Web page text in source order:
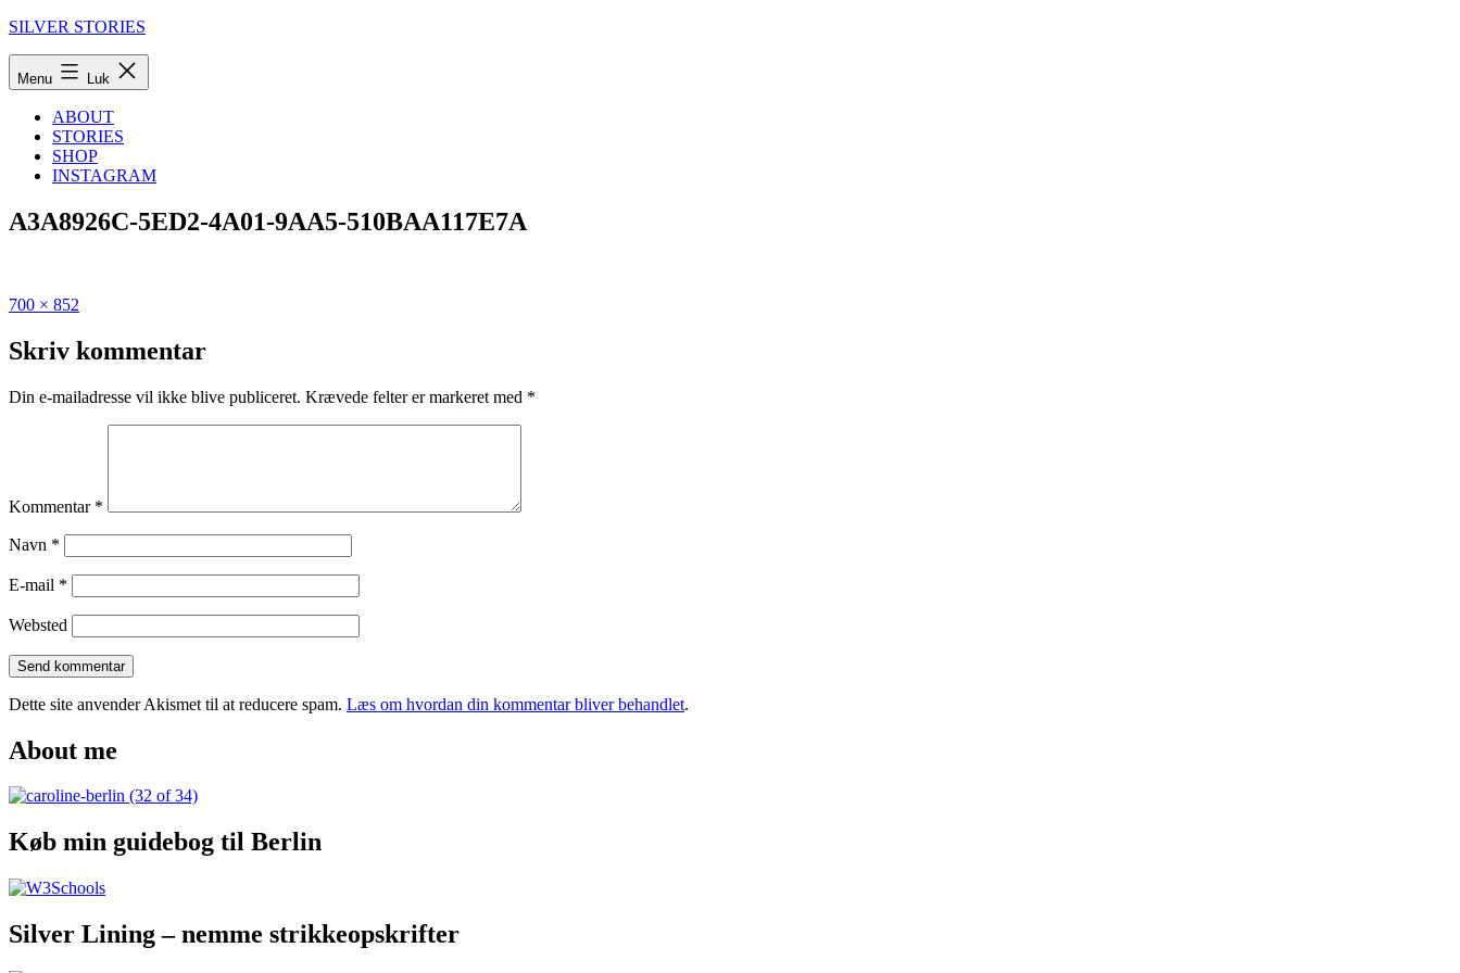
Fortsæt
SILVER STORIES
Menu Luk
ABOUT
STORIES
SHOP
INSTAGRAM
A3A8926C-5ED2-4A01-9AA5-510BAA117E7A
Udgivet
Den
ultimative
til
Fuld
700 × 852
Skriv kommentar
Din e-mailadresse vil ikke blive publiceret. Krævede felter er markeret med *
Kommentar *
Navn *
E-mail *
Websted
Dette site anvender Akismet til at reducere spam. Læs om hvordan din kommentar bliver behandlet.
About me
Køb min guidebog til Berlin
Silver Lining – nemme strikkeopskrifter